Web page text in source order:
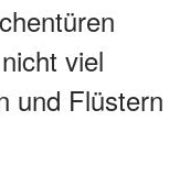
viel
und Flüstern